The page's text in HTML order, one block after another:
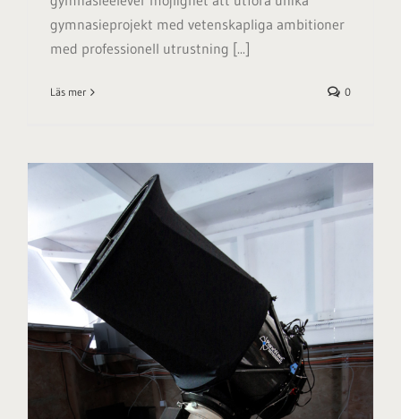
gymnasieprojekt med vetenskapliga ambitioner
med professionell utrustning [...]
Läs mer 0